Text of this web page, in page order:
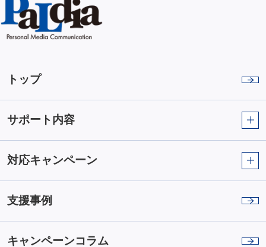
トップ
サポート内容
対応キャンペーン
支援事例
キャンペーンコラム